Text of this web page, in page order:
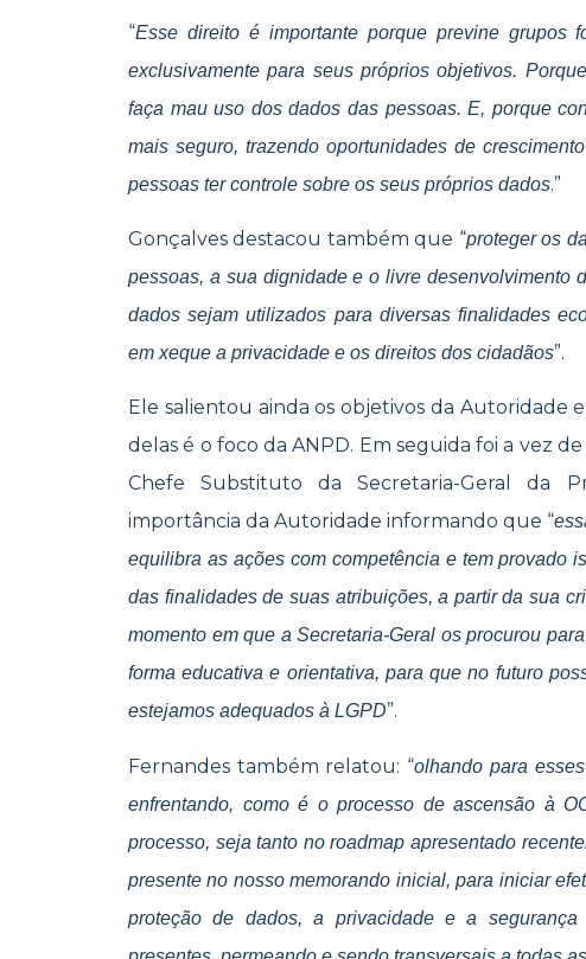
“Esse direito é importante porque previne grupos
exclusivamente para seus próprios objetivos.
faça mau uso dos dados das pessoas. E, porque
mais seguro, trazendo oportunidades de
pessoas ter controle sobre os seus próprios dados.”
Gonçalves destacou também que “proteger os
pessoas, a sua dignidade e o livre desenvolvimento
dados sejam utilizados para diversas finalidades
em xeque a privacidade e os direitos dos cidadãos”.
Ele salientou ainda os objetivos da Autoridade
delas é o foco da ANPD. Em seguida foi a vez
Chefe Substituto da Secretaria-Geral da
importância da Autoridade informando que “
equilibra as ações com competência e tem provado
das finalidades de suas atribuições, a partir da sua
momento em que a Secretaria-Geral os procurou
forma educativa e orientativa, para que no futuro
estejamos adequados à LGPD”.
Fernandes também relatou: “olhando para
enfrentando, como é o processo de ascensão à
processo, seja tanto no roadmap apresentado
presente no nosso memorando inicial, para iniciar
proteção de dados, a privacidade e a